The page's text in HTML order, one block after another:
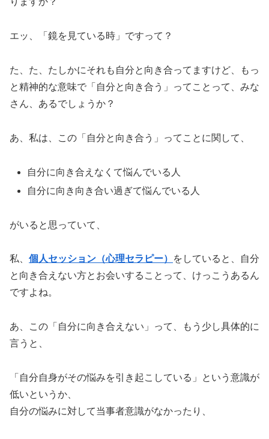
エッ、「鏡を見ている時」ですって？
た、た、たしかにそれも自分と向き合ってますけど、もっ
と精神的な意味で「自分と向き合う」ってことって、みな
さん、あるでしょうか？
あ、私は、この「自分と向き合う」ってことに関して、
自分に向き合えなくて悩んでいる人
自分に向き向き合い過ぎて悩んでいる人
がいると思っていて、
私、 個人セッション（心理セラピー）
をしていると、自分
と向き合えない方とお会いすることって、けっこうあるん
ですよね。
あ、この「自分に向き合えない」って、もう少し具体的に
言うと、
「自分自身がその悩みを引き起こしている」という意識が
低いというか、
自分の悩みに対して当事者意識がなかったり、